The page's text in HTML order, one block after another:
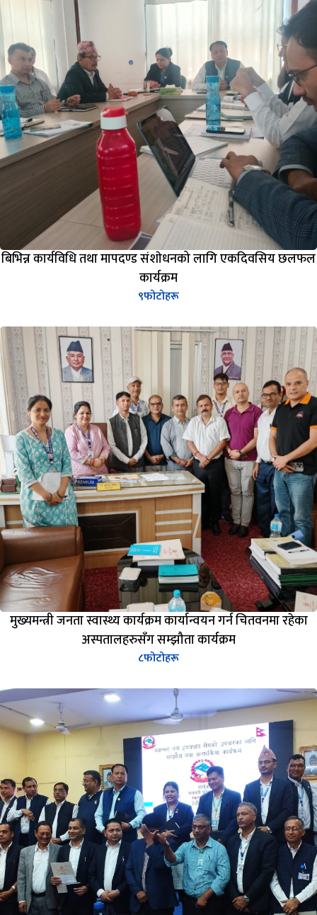
बिभिन्न कार्यविधि तथा मापदण्ड संशाेधनको लागि एकदिवसिय छलफल
कार्यक्रम
९फोटोहरू
मुख्यमन्त्री जनता स्वास्थ्य कार्यक्रम कार्यान्वयन गर्न चितवनमा रहेका
अस्पतालहरुसँग सम्झौता कार्यक्रम
८फोटोहरू